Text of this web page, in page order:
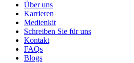
Über uns
Karrieren
Medienkit
Schreiben Sie für uns
Kontakt
FAQs
Blogs